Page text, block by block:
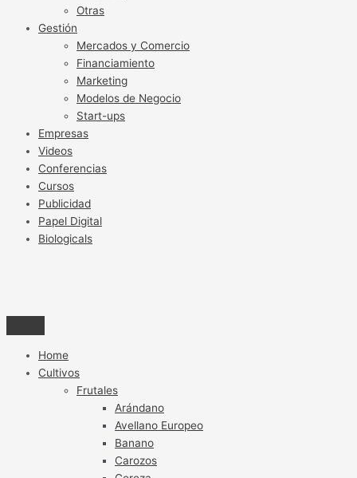
Otras
Gestión
Mercados y Comercio
Financiamiento
Marketing
Modelos de Negocio
Start-ups
Empresas
Videos
Conferencias
Cursos
Publicidad
Papel Digital
Biologicals
Home
Cultivos
Frutales
Arándano
Avellano Europeo
Banano
Carozos